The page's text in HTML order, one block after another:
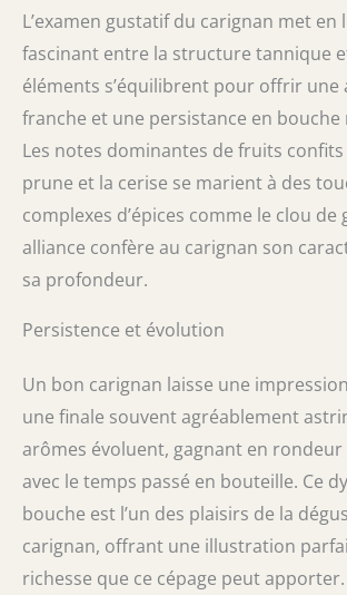
L’examen gustatif du carignan met en
fascinant entre la structure tannique
éléments s’équilibrent pour offrir une
franche et une persistance en
Les notes dominantes de fruits
prune et la cerise se marient à des
complexes d’épices comme le clou de
alliance confère au carignan son
sa profondeur.
Persistence et évolution
Un bon carignan laisse une
une finale souvent agréablement
arômes évoluent, gagnant en
avec le temps passé en bouteille. Ce
bouche est l’un des plaisirs de la
carignan, offrant une illustration
richesse que ce cépage peut apporter.